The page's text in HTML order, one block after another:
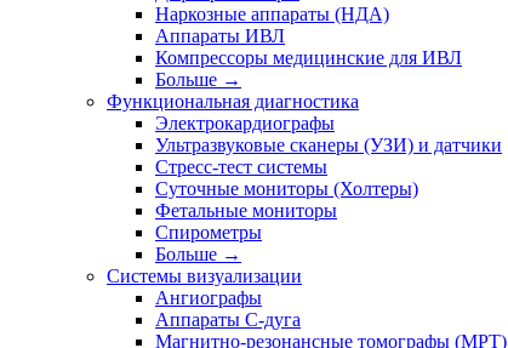
Наркозные аппараты (НДА)
Аппараты ИВЛ
Компрессоры медицинские для ИВЛ
Больше →
Функциональная диагностика
Электрокардиографы
Ультразвуковые сканеры (УЗИ) и датчики
Стресс-тест системы
Суточные мониторы (Холтеры)
Фетальные мониторы
Спирометры
Больше →
Системы визуализации
Ангиографы
Аппараты C-дуга
Магнитно-резонансные томографы (МРТ)